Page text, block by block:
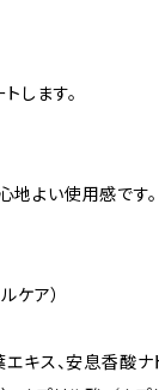
します。
地よい使用感です。
ケア）
キス、安息香酸